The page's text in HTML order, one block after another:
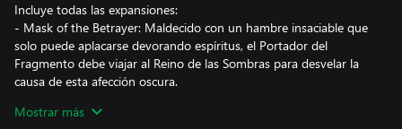
Incluye todas las expansiones:
- Mask of the Betrayer: Maldecido con un hambre insaciable que
solo puede aplacarse devorando espíritus, el Portador del
Fragmento debe viajar al Reino de las Sombras para desvelar la
causa de esta afección oscura.
- Storm of Zehir: Naufragas junto a tu tripulación en las costas de
Mostrar más